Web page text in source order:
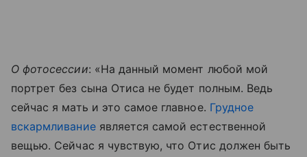
О фотосессии: «На данный момент любой мой
портрет без сына Отиса не будет полным. Ведь
сейчас я мать и это самое главное. Грудное
вскармливаниеявляется самой естественной
вещью. Сейчас я чувствую, что Отис должен быть